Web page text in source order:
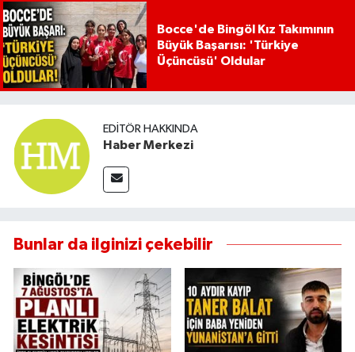
Bocce'de Bingöl Kız Takımının
Büyük Başarısı: 'Türkiye
Üçüncüsü' Oldular
EDITÖR HAKKINDA
Haber Merkezi
Bunlar da ilginizi çekebilir